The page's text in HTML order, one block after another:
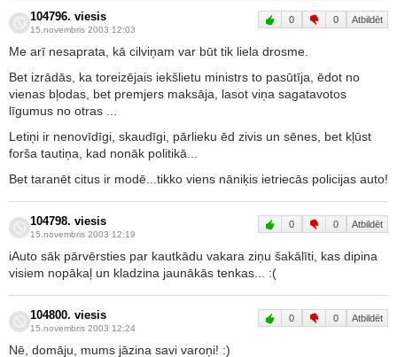
104796. viesis
15.novembris 2003 12:03
0 0 Atbildēt
Me arī nesaprata, kā cilviņam var būt tik liela drosme.
Bet izrādās, ka toreizējais iekšlietu ministrs to pasūtīja, ēdot no
vienas bļodas, bet premjers maksāja, lasot viņa sagatavotos
līgumus no otras ...
Letiņi ir nenovīdīgi, skaudīgi, pārlieku ēd zivis un sēnes, bet kļūst
forša tautiņa, kad nonāk politikā...
Bet taranēt citus ir modē...tikko viens nāniķis ietriecās policijas auto!
104798. viesis
15.novembris 2003 12:19
0 0 Atbildēt
iAuto sāk pārvērsties par kautkādu vakara ziņu šakālīti, kas dipina
visiem nopākaļ un kladzina jaunākās tenkas... :(
104800. viesis
15.novembris 2003 12:24
0 0 Atbildēt
Nē, domāju, mums jāzina savi varoņi! :)